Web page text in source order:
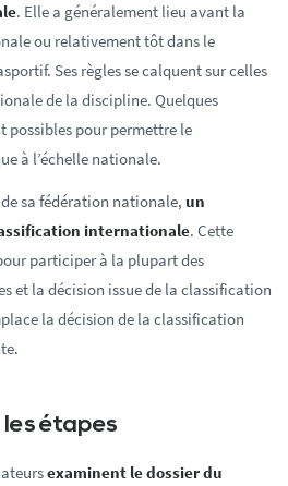
. Elle a généralement lieu avant la
ou relativement tôt dans le
Ses règles se calquent sur celles
de la discipline. Quelques
possibles pour permettre le
à l’échelle nationale.
sa fédération nationale, un
internationale. Cette
participer à la plupart des
et la décision issue de la classification
la décision de la classification
les étapes
examinent le dossier du